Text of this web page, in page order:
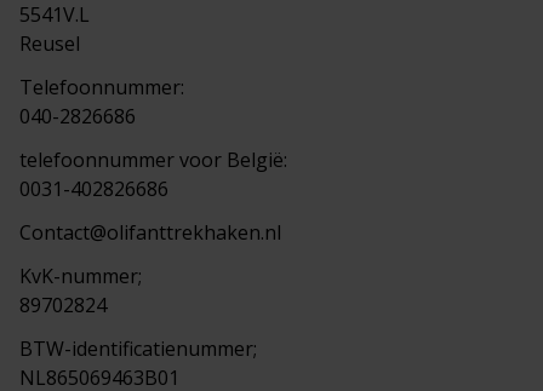
5541V.L
Reusel
Telefoonnummer:
040-2826686
telefoonnummer voor België:
0031-402826686
Contact@olifanttrekhaken.nl
KvK-nummer;
89702824
BTW-identificatienummer;
NL865069463B01